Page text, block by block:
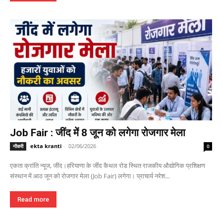
Job Fair : जींद में 8 जून को लगेगा रोजगार मेला
नौकरी ekta kranti - 02/06/2026 0
एकता क्रांति न्यूज, जींद।हरियाणा के जींद कैथल रोड स्थित राजकीय औद्योगिक प्रशिक्षण
संस्थान में आठ जून को रोजगार मेला (Job Fair) लगेगा। प्राचार्य नरेश...
Read more